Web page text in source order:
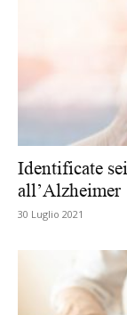
Identificate
all’Alzheimer
30 Luglio 2021